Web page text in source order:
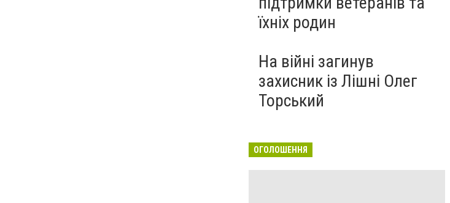
їхніх родин
На війні загинув
захисник із Лішні Олег
Торський
ОГОЛОШЕННЯ